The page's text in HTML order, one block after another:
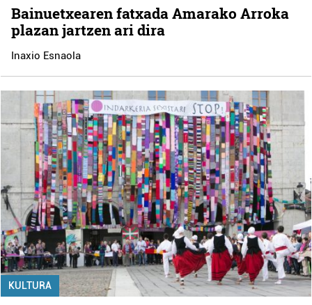
Bainuetxearen fatxada Amarako Arroka
plazan jartzen ari dira
Inaxio Esnaola
KULTURA